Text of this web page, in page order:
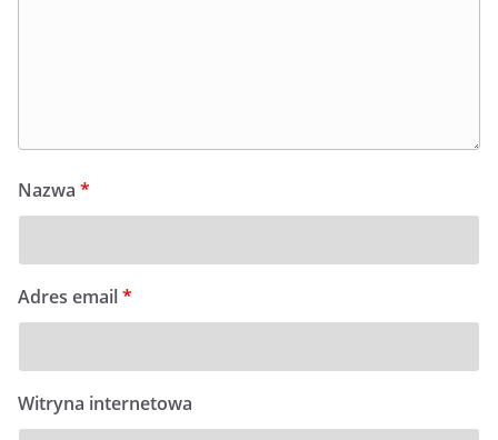
Nazwa *
Adres email*
Witryna internetowa